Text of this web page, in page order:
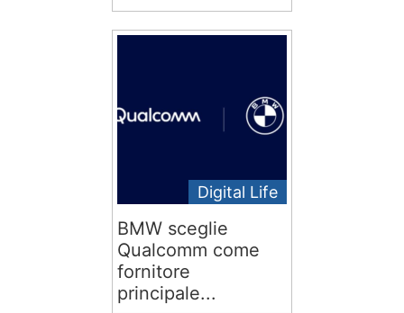
Digital Life
BMW sceglie
Qualcomm come
fornitore
principale...